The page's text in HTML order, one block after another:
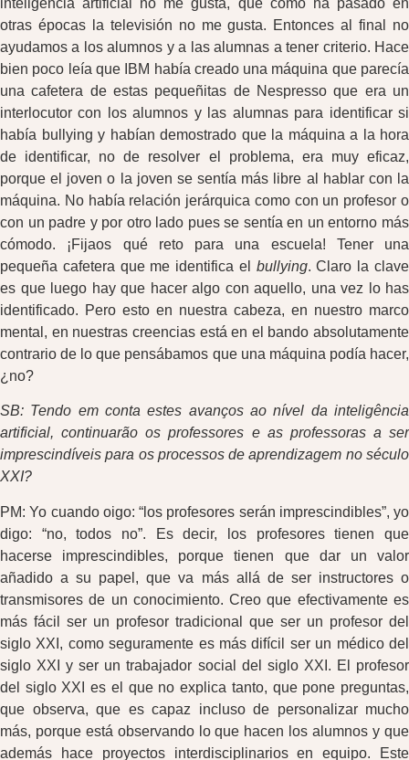
otras épocas la televisión no me gusta. Entonces al final no
ayudamos a los alumnos y a las alumnas a tener criterio. Hace
bien poco leía que IBM había creado una máquina que parecía
una cafetera de estas pequeñitas de Nespresso que era un
interlocutor con los alumnos y las alumnas para identificar si
había bullying y habían demostrado que la máquina a la hora
de identificar, no de resolver el problema, era muy eficaz,
porque el joven o la joven se sentía más libre al hablar con la
máquina. No había relación jerárquica como con un profesor o
con un padre y por otro lado pues se sentía en un entorno más
cómodo. ¡Fijaos qué reto para una escuela! Tener una
pequeña cafetera que me identifica el bullying. Claro la clave
es que luego hay que hacer algo con aquello, una vez lo has
identificado. Pero esto en nuestra cabeza, en nuestro marco
mental, en nuestras creencias está en el bando absolutamente
contrario de lo que pensábamos que una máquina podía hacer,
¿no?
SB: Tendo em conta estes avanços ao nível da inteligência
artificial, continuarão os professores e as professoras a ser
imprescindíveis para os processos de aprendizagem no século
XXI?
PM: Yo cuando oigo: “los profesores serán imprescindibles”, yo
digo: “no, todos no”. Es decir, los profesores tienen que
hacerse imprescindibles, porque tienen que dar un valor
añadido a su papel, que va más allá de ser instructores o
transmisores de un conocimiento. Creo que efectivamente es
más fácil ser un profesor tradicional que ser un profesor del
siglo XXI, como seguramente es más difícil ser un médico del
siglo XXI y ser un trabajador social del siglo XXI. El profesor
del siglo XXI es el que no explica tanto, que pone preguntas,
que observa, que es capaz incluso de personalizar mucho
más, porque está observando lo que hacen los alumnos y que
además hace proyectos interdisciplinarios en equipo. Este